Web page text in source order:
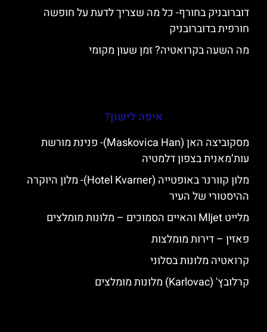
דוברובניק בחורף- כל מה שצריך לדעת על חופשה
חורפית בדוברובניק
מה השעה בקרואטיה? זמן שעון מקומי
איפה לישון?
מסקוביצה האן (Maskovica Han)- פנינת מורשת
עות’מאנית בצפון דלמטיה
מלון קוורנר באופטייה (Hotel Kvarner)- מלון היוקרה
ההיסטורי של העיר
מלייט Mljet והאיים הסמוכים – מלונות מומלצים
פאזין – דירות מומלצות
קרואטיה מלונות בסלוני
קרלובץ' (Karlovac) מלונות מומלצים